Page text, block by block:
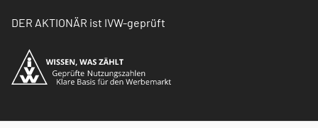
DER AKTIONÄR ist IVW-geprüft